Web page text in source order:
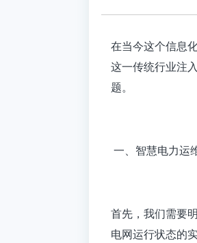
在当今这个信息
这一传统行业注
题。
一、智慧电力运
首先，我们需要
电网运行状态的